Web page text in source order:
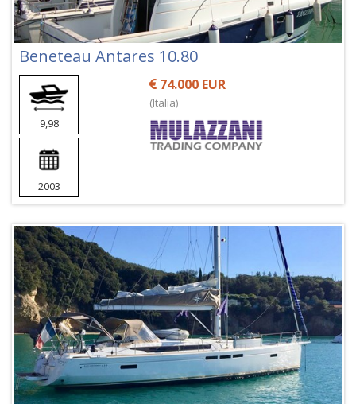
Beneteau Antares 10.80
9,98
2003
74.000 EUR
(Italia)